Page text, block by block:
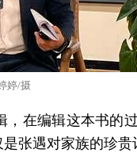
婷/摄
在编辑这本书
张遇对家族的珍